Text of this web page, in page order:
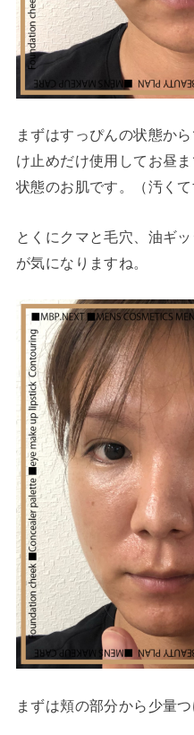
まずはすっぴんの状態か
け止めだけ使用してお昼
状態のお肌です。（汚くて
とくにクマと毛穴、油ギ
が気になりますね。
まずは頬の部分から少量つ